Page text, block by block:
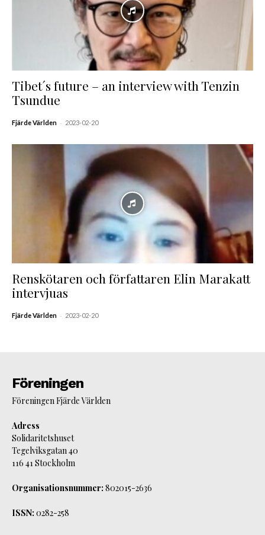
Tibet´s future – an interview with Tenzin
Tsundue
Fjärde Världen - 2023-02-20
Renskötaren och författaren Elin Marakatt
intervjuas
Fjärde Världen - 2023-02-20
Föreningen
Föreningen Fjärde Världen
Adress
Solidaritetshuset
Tegelviksgatan 40
116 41 Stockholm
Organisationsnummer: 802015-2636
ISSN: 0282-258